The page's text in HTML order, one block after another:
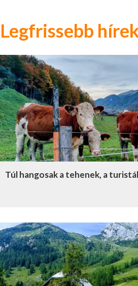
Legfrissebb
Túl hangosak a tehenek, a